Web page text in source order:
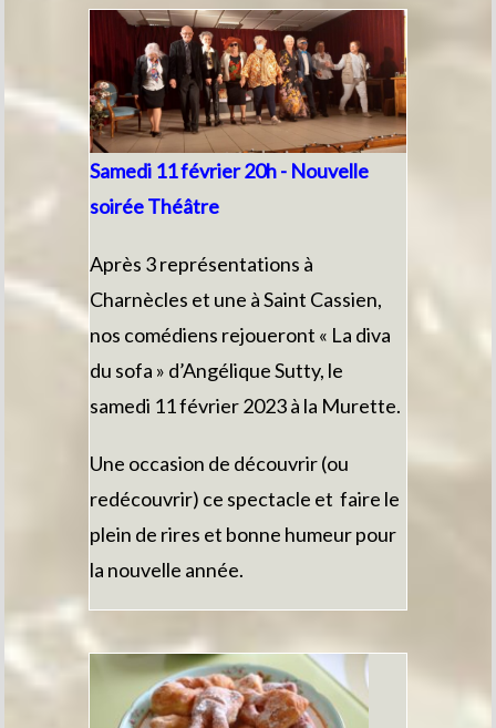
Samedi 11 février 20h - Nouvelle
soirée Théâtre
Après 3 représentations à
Charnècles et une à Saint Cassien,
nos comédiens rejoueront « La diva
du sofa » d’Angélique Sutty, le
samedi 11 février 2023 à la Murette.
Une occasion de découvrir (ou
redécouvrir) ce spectacle et faire le
plein de rires et bonne humeur pour
la nouvelle année.